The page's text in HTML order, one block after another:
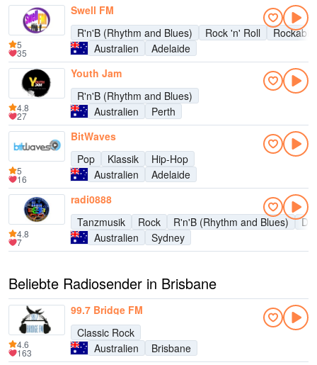
Swell FM
R'n'B (Rhythm and Blues)
Rock 'n' Roll
Australien
Adelaide
5
35
Youth Jam
R'n'B (Rhythm and Blues)
Australien
Perth
4.8
27
BitWaves
Pop
Klassik
Hip-Hop
Australien
Adelaide
5
16
radi0888
Tanzmusik
Rock R'n'B (Rhythm and Blues)
Australien
Sydney
4.8
7
Beliebte Radiosender in Brisbane
99.7 Bridge FM
Classic Rock
Australien
Brisbane
4.6
163